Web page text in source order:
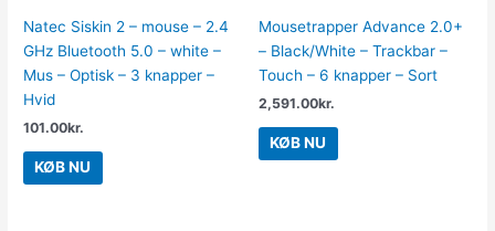
Natec Siskin 2 – mouse – 2.4
GHz Bluetooth 5.0 – white –
Mus – Optisk – 3 knapper –
Hvid
101.00kr.
KØB NU
Mousetrapper Advance 2.0+
– Black/White – Trackbar –
Touch – 6 knapper – Sort
2,591.00kr.
KØB NU